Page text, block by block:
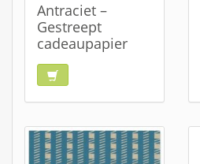
Antraciet –
Gestreept
cadeaupapier